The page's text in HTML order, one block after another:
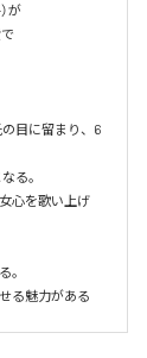
が
目に留まり、6
る。
心を歌い上げ
。
る魅力がある